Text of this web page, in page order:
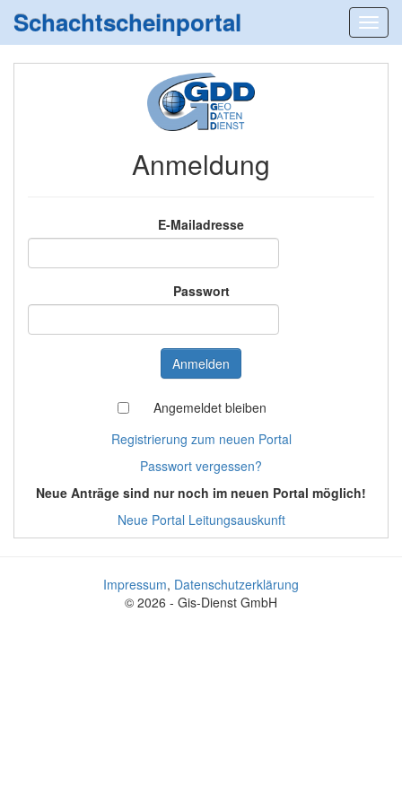
Schachtscheinportal
Anmeldung
E-Mailadresse
Passwort
Angemeldet bleiben
Registrierung zum neuen Portal
Passwort vergessen?
Neue Anträge sind nur noch im neuen Portal möglich!
Neue Portal Leitungsauskunft
Impressum, Datenschutzerklärung
© 2026 - Gis-Dienst GmbH